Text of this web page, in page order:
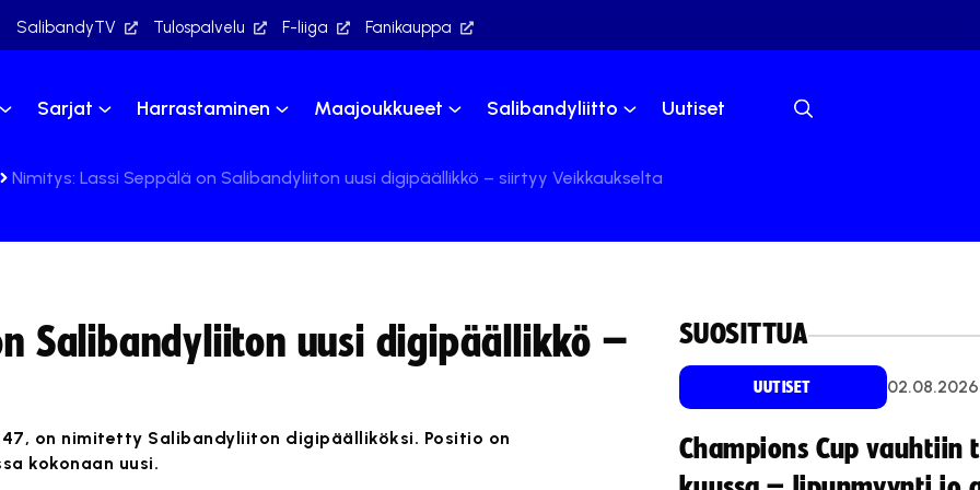
SalibandyTV Tulospalvelu F-liiga Fanikauppa
Sarjat Harrastaminen Maajoukkueet Salibandyliitto Uutiset
Nimitys: Lassi Seppälä on Salibandyliiton uusi digipäällikkö – siirtyy Veikkaukselta
Salibandyliiton uusi digipäällikkö –
47, on nimitetty Salibandyliiton digipäälliköksi. Positio on
kokonaan uusi.
SUOSITTUA
UUTISET 02.08.2026
Champions Cup vauhtiin